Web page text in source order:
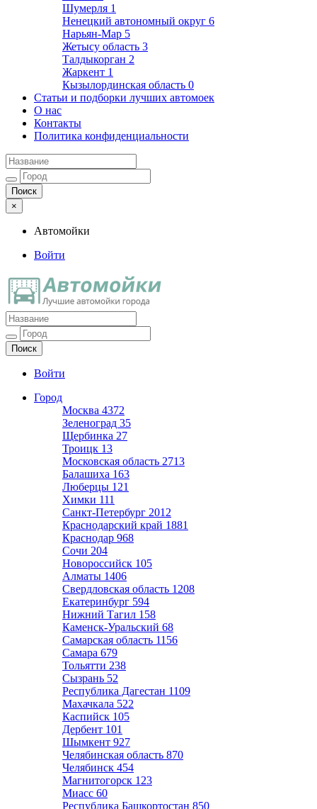
Шумерля 1
Ненецкий автономный округ 6
Нарьян-Мар 5
Жетысу область 3
Талдыкорган 2
Жаркент 1
Кызылординская область 0
Статьи и подборки лучших автомоек
О нас
Контакты
Политика конфиденциальности
×
Автомойки
Войти
Автомойки
Ещё один сайт на WordPress
Войти
Город
Москва 4372
Зеленоград 35
Щербинка 27
Троицк 13
Московская область 2713
Балашиха 163
Люберцы 121
Химки 111
Санкт-Петербург 2012
Краснодарский край 1881
Краснодар 968
Сочи 204
Новороссийск 105
Алматы 1406
Свердловская область 1208
Екатеринбург 594
Нижний Тагил 158
Каменск-Уральский 68
Самарская область 1156
Самара 679
Тольятти 238
Сызрань 52
Республика Дагестан 1109
Махачкала 522
Каспийск 105
Дербент 101
Шымкент 927
Челябинская область 870
Челябинск 454
Магнитогорск 123
Миасс 60
Республика Башкортостан 850